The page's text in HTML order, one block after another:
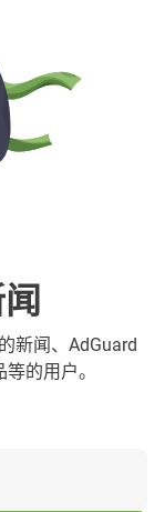
新闻、AdGuard
的用户。